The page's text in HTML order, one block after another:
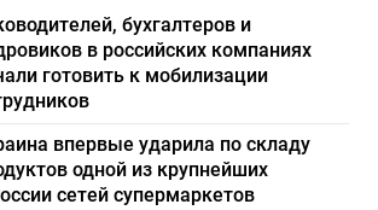
бухгалтеров и
в российских компаниях
готовить к мобилизации
впервые ударила по складу
одной из крупнейших
сетей супермаркетов